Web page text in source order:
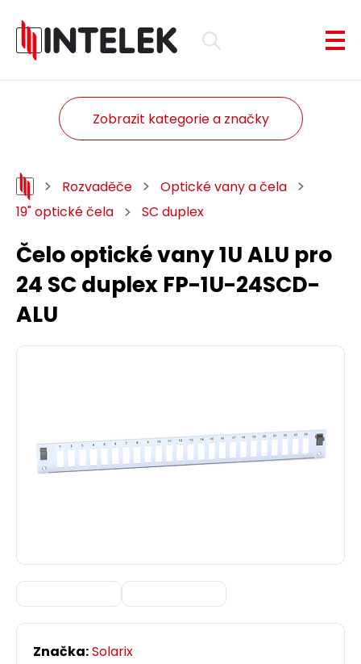
Zobrazit kategorie a značky
Rozvaděče
Optické vany a čela
19" optické čela
SC duplex
Čelo optické vany 1U ALU pro
24 SC duplex FP-1U-24SCD-
ALU
Značka:Solarix